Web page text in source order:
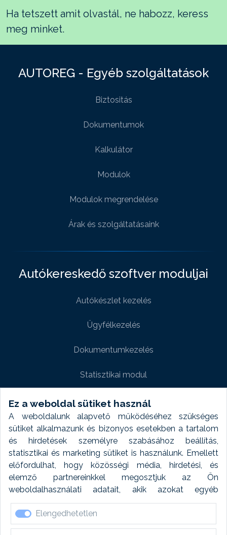
Ez a weboldal sütiket használ
A weboldalunk alapvető működéséhez szükséges
sütiket alkalmazunk és bizonyos esetekben a tartalom
és hirdetések személyre szabásához beállítás,
statisztikai és marketing sütiket is használunk. Emellett
előfordulhat, hogy közösségi média, hirdetési, és
elemző partnereinkkel megosztjuk az Ön
weboldalhasználati adatait, akik azokat egyéb
forrásokból gyűjtött adatokkal kombinálhatják. A sütik
elfogadásával kapcsolatosan naplózást végzünk és
ezen adatokat 6 hónap után automatikusan töröljük. A
Elengedhetetlen
Ha tetszett amit olvastál, ne habozz, keress
meg minket.
AUTOREG - Egyéb szolgáltatások
Biztositás
Dokumentumok
Kalkulátor
Modulok
Modulok megrendelése
Árak és szolgáltatásaink
Autókereskedő szoftver moduljai
Autókészlet kezelés
Ügyfélkezelés
Dokumentumkezelés
Statisztikai modul
Weboldal modul
Fényképtár extra modul
Autómosó modul
Feladatütemezés